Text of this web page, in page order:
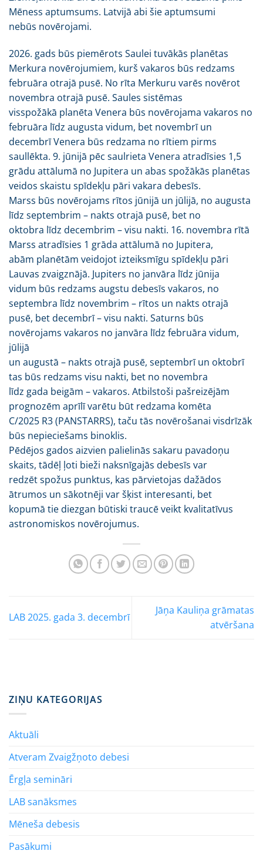
Mēness aptumsums. Latvijā abi šie aptumsumi
nebūs novērojami.
2026. gads būs piemērots Saulei tuvākās planētas
Merkura novērojumiem, kurš vakaros būs redzams
februāra otrajā pusē. No rīta Merkuru varēs novērot
novembra otrajā pusē. Saules sistēmas
visspožākā planēta Venera būs novērojama vakaros no
februāra līdz augusta vidum, bet novembrī un
decembrī Venera būs redzama no rītiem pirms
saullēkta. 9. jūnijā pēc saulrieta Venera atradīsies 1,5
grādu attālumā no Jupitera un abas spožākās planētas
veidos skaistu spīdekļu pāri vakara debesīs.
Marss būs novērojams rītos jūnijā un jūlijā, no augusta
līdz septembrim – nakts otrajā pusē, bet no
oktobra līdz decembrim – visu nakti. 16. novembra rītā
Marss atradīsies 1 grāda attālumā no Jupitera,
abām planētām veidojot izteiksmīgu spīdekļu pāri
Lauvas zvaigznājā. Jupiters no janvāra līdz jūnija
vidum būs redzams augstu debesīs vakaros, no
septembra līdz novembrim – rītos un nakts otrajā
pusē, bet decembrī – visu nakti. Saturns būs
novērojams vakaros no janvāra līdz februāra vidum,
jūlijā
un augustā – nakts otrajā pusē, septembrī un oktobrī
tas būs redzams visu nakti, bet no novembra
līdz gada beigām – vakaros. Atbilstoši pašreizējām
prognozēm aprīlī varētu būt redzama komēta
C/2025 R3 (PANSTARRS), taču tās novērošanai visdrīzāk
būs nepieciešams binoklis.
Pēdējos gados aizvien palielinās sakaru pavadoņu
skaits, tādēļ ļoti bieži naksnīgajās debesīs var
redzēt spožus punktus, kas pārvietojas dažādos
ātrumos un sākotnēji var šķist interesanti, bet
kopumā tie diezgan būtiski traucē veikt kvalitatīvus
astronomiskos novērojumus.
LAB 2025. gada 3. decembrī
Jāņa Kauliņa grāmatas
atvēršana
ZIŅU KATEGORIJAS
Aktuāli
Atveram Zvaigžņoto debesi
Ērgļa semināri
LAB sanāksmes
Mēneša debesis
Pasākumi